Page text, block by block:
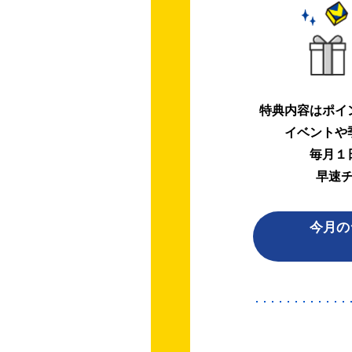
特典内容はポイ
イベントや
毎月１
早速
今月